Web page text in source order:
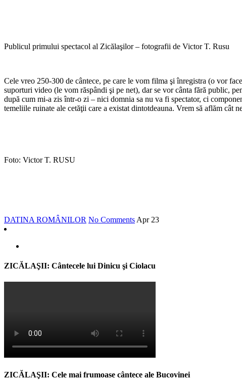
Publicul primului spectacol al Zicălaşilor – fotografii de Victor T. Rusu
Cele vreo 250-300 de cântece, pe care le vom filma şi înregistra (o vor
suporturi video (le vom răspândi şi pe net), dar se vor cânta fără public,
după cum mi-a zis într-o zi – nici domnia sa nu va fi spectator, ci
temeliile ruinate ale cetăţii care a existat dintotdeauna. Vrem să aflăm cât
Foto: Victor T. RUSU
DATINA ROMÂNILOR No Comments Apr 23
ZICĂLAŞII: Cântecele lui Dinicu şi Ciolacu
ZICĂLAŞII: Cele mai frumoase cântece ale Bucovinei